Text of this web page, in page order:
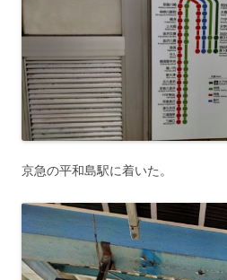
京急の平和島駅に着いた。